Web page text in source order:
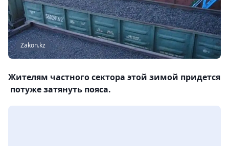
Zakon.kz
Жителям частного сектора этой зимой придется
потуже затянуть пояса.